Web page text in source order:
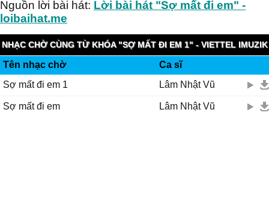
Nguồn lời bài hát: Lời bài hát "Sợ mất đi em" -
loibaihat.me
NHẠC CHỜ CÙNG TỪ KHÓA "SỢ MẤT ĐI EM 1" - VIETTEL IMUZIK
Tên nhạc chờ
Ca sĩ
Sợ mất đi em 1
Lâm Nhật Vũ
Sợ mất đi em Lâm Nhật Vũ